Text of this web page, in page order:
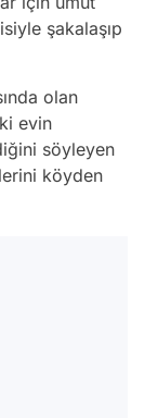
şakalaşıp
olan
evin
söyleyen
köyden